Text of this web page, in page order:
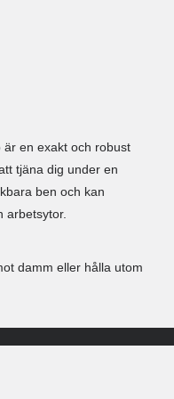
är en exakt och robust
tjäna dig under en
ben och kan
arbetsytor.
damm eller hålla utom